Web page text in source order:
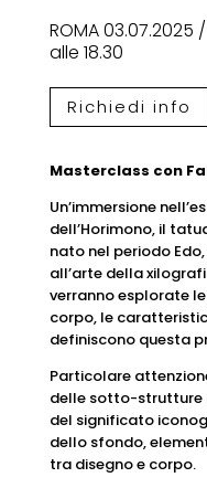
ROMA
alle 18.30
Richiedi info
Masterclass con
Un’immersione
dell’Horimono, il
nato nel periodo
all’arte della
verranno esplorate
corpo, le
definiscono questa
Particolare
delle sotto-strutture
del significato
dello sfondo,
tra disegno e corpo.